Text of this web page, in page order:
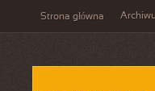
Strona główna